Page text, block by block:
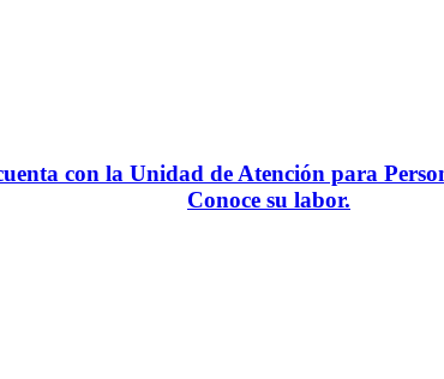
con la Unidad de Atención para
Conoce su labor.